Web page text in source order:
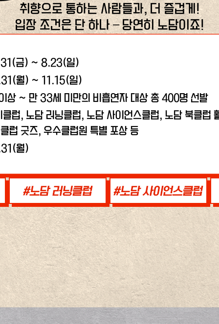
취향으로 통하는 사람들과, 더 즐겁게!
입장 조건은 단 하나 – 당연히 노담이죠!
금) ~ 8.23(일)
월) ~ 11.15(일)
상 ~ 만 33세 미만의 비흡연자 대상 총 400명 선발
클럽, 노담 러닝클럽, 노담 사이언스클럽, 노담 북클럽
럽 굿즈, 우수클럽원 특별 포상 등
월)